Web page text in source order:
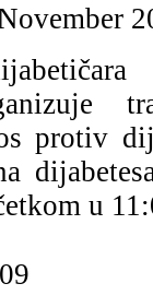
protiv
u